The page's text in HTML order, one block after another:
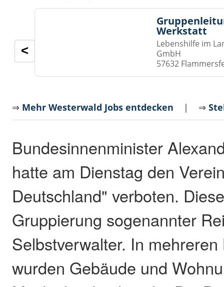
Werkstatt
Lebenshilfe im
GmbH
57632
<
⇒ Mehr Westerwald Jobs entdecken | ⇒
Bundesinnenminister
hatte am Dienstag den
Deutschland" verboten.
Gruppierung sogenannter
Selbstverwalter. In
wurden Gebäude und